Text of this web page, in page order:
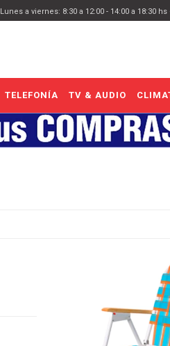
TELEFONÍA TV & AUDIO
Lunes a viernes: 8:30 a 12:00 - 14:00 a 18:30